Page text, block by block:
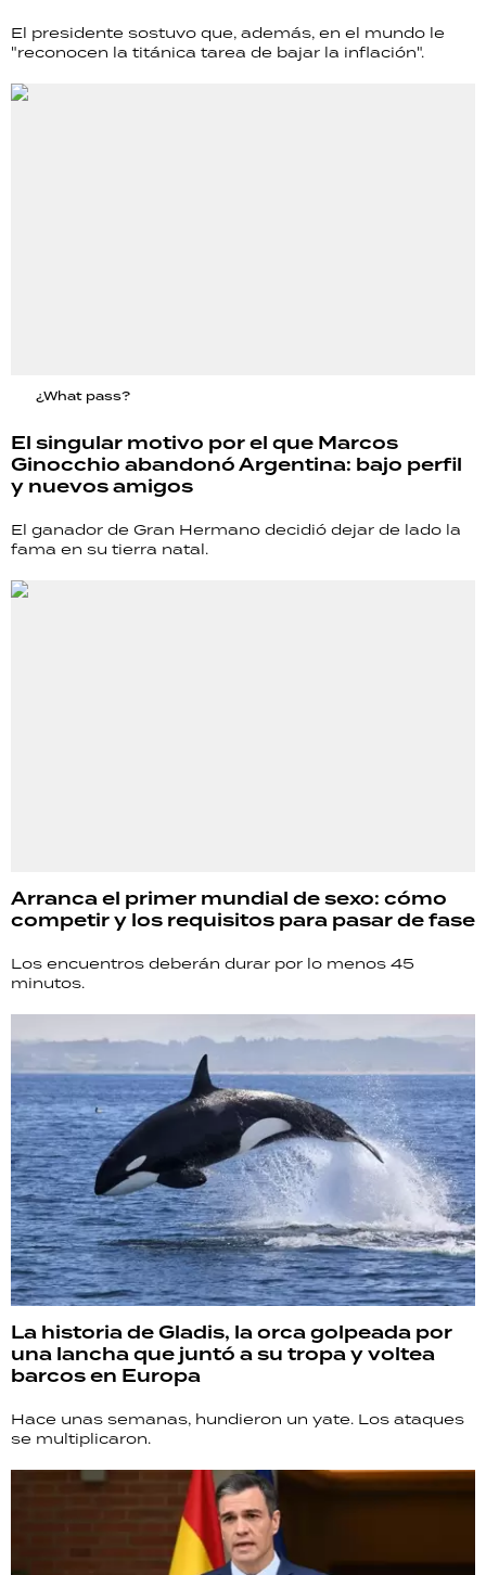
El presidente sostuvo que, además, en el mundo le
"reconocen la titánica tarea de bajar la inflación".
¿What pass?
El singular motivo por el que Marcos
Ginocchio abandonó Argentina: bajo perfil
y nuevos amigos
El ganador de Gran Hermano decidió dejar de lado la
fama en su tierra natal.
Arranca el primer mundial de sexo: cómo
competir y los requisitos para pasar de fase
Los encuentros deberán durar por lo menos 45
minutos.
La historia de Gladis, la orca golpeada por
una lancha que juntó a su tropa y voltea
barcos en Europa
Hace unas semanas, hundieron un yate. Los ataques
se multiplicaron.